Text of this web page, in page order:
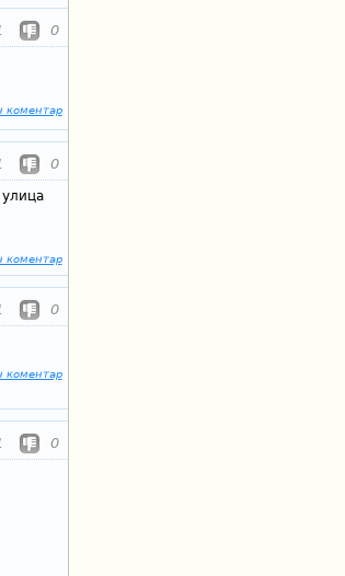
0
коментар
0
коментар
0
коментар
0